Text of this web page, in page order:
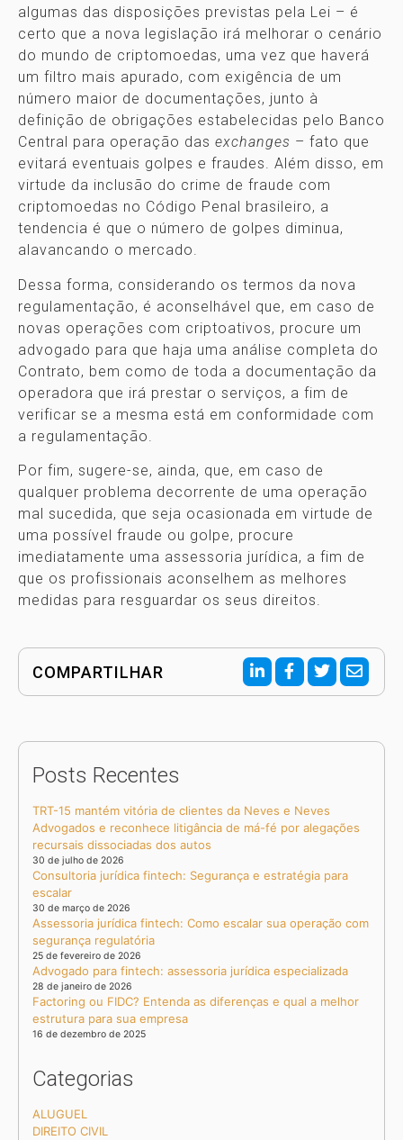
algumas das disposições previstas pela Lei – é
certo que a nova legislação irá melhorar o cenário
do mundo de criptomoedas, uma vez que haverá
um filtro mais apurado, com exigência de um
número maior de documentações, junto à
definição de obrigações estabelecidas pelo Banco
Central para operação das exchanges – fato que
evitará eventuais golpes e fraudes. Além disso, em
virtude da inclusão do crime de fraude com
criptomoedas no Código Penal brasileiro, a
tendencia é que o número de golpes diminua,
alavancando o mercado.
Dessa forma, considerando os termos da nova
regulamentação, é aconselhável que, em caso de
novas operações com criptoativos, procure um
advogado para que haja uma análise completa do
Contrato, bem como de toda a documentação da
operadora que irá prestar o serviços, a fim de
verificar se a mesma está em conformidade com
a regulamentação.
Por fim, sugere-se, ainda, que, em caso de
qualquer problema decorrente de uma operação
mal sucedida, que seja ocasionada em virtude de
uma possível fraude ou golpe, procure
imediatamente uma assessoria jurídica, a fim de
que os profissionais aconselhem as melhores
medidas para resguardar os seus direitos.
COMPARTILHAR
Posts Recentes
TRT-15 mantém vitória de clientes da Neves e Neves
Advogados e reconhece litigância de má-fé por alegações
recursais dissociadas dos autos
30 de julho de 2026
Consultoria jurídica fintech: Segurança e estratégia para
escalar
30 de março de 2026
Assessoria jurídica fintech: Como escalar sua operação com
segurança regulatória
25 de fevereiro de 2026
Advogado para fintech: assessoria jurídica especializada
28 de janeiro de 2026
Factoring ou FIDC? Entenda as diferenças e qual a melhor
estrutura para sua empresa
16 de dezembro de 2025
Categorias
ALUGUEL
DIREITO CIVIL